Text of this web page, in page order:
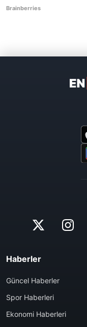
Haberler
Güncel Haberler
Spor Haberleri
Ekonomi Haberleri